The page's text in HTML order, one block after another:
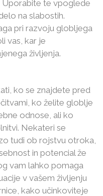
Uporabite te vpoglede
na slabostih.
pri razvoju globljega
vas, kar je
življenja.
ko se znajdete pred
ko želite globlje
odnose, ali ko
Nekateri se
tudi ob rojstvu otroka,
in potencial že
vam lahko pomaga
v vašem življenju
kako učinkoviteje